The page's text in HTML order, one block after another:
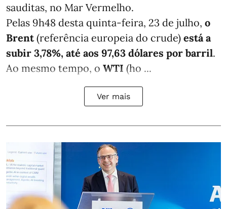
sauditas, no Mar Vermelho.
Pelas 9h48 desta quinta-feira, 23 de julho, o
Brent(referência europeia do crude) está a
subir 3,78%, até aos 97,63 dólares por barril.
Ao mesmo tempo, o WTI (ho ...
Ver mais